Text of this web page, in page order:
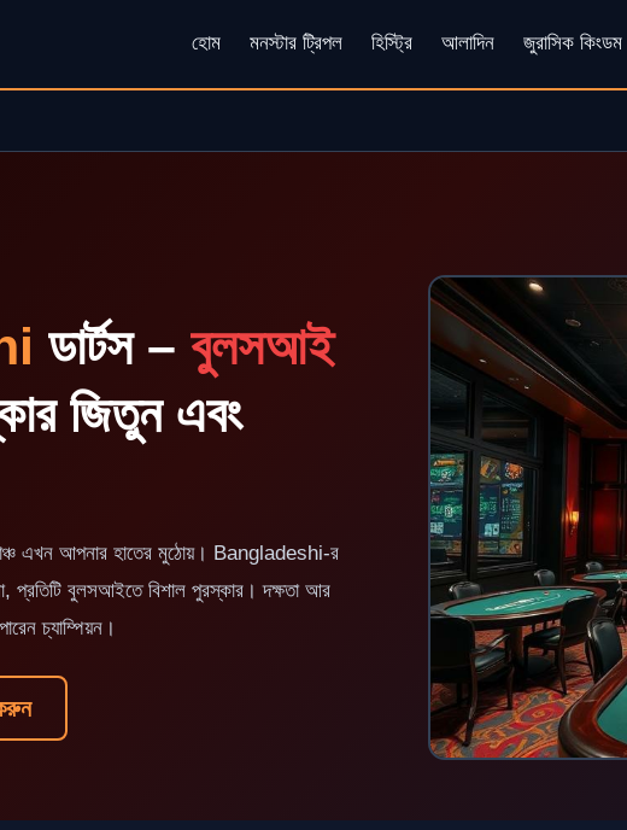
হোম মনস্টার ট্রিপল হিস্ট্রি আলাদিন জুরাসিক কিংডম
ডার্টস – বুলসআই
জিতুন এবং
এখন আপনার হাতের মুঠোয়। Bangladeshi-র
প্রতিটি বুলসআইতে বিশাল পুরস্কার। দক্ষতা আর
চ্যাম্পিয়ন।